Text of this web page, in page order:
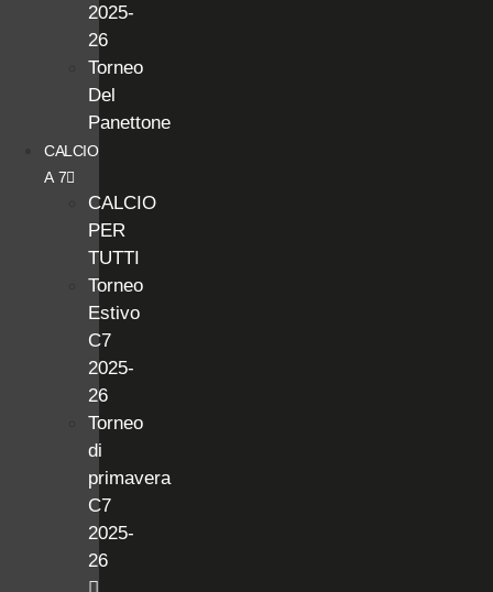
2025-
26
Torneo
Del
Panettone
CALCIO
A 7
CALCIO
PER
TUTTI
Torneo
Estivo
C7
2025-
26
Torneo
di
primavera
C7
2025-
26